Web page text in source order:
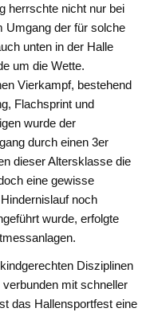
herrschte nicht nur bei
Umgang der für solche
unten in der Halle
um die Wette.
Vierkampf, bestehend
Flachsprint und
wurde der
durch einen 3er
dieser Altersklasse die
eine gewisse
noch
wurde, erfolgte
Disziplinen
mit schneller
das Hallensportfest eine